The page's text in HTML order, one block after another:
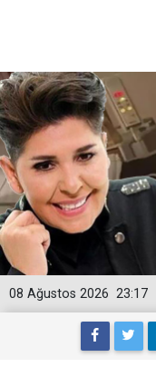
23:17
08 Ağustos 2026